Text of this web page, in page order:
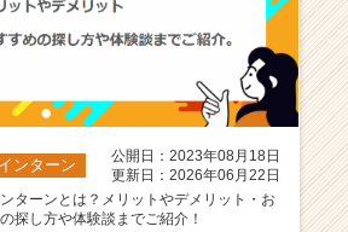
ンターン
公開日：2023年08月18日
更新日：2026年06月22日
ターンとは？メリットやデメリット・お
探し方や体験談までご紹介！